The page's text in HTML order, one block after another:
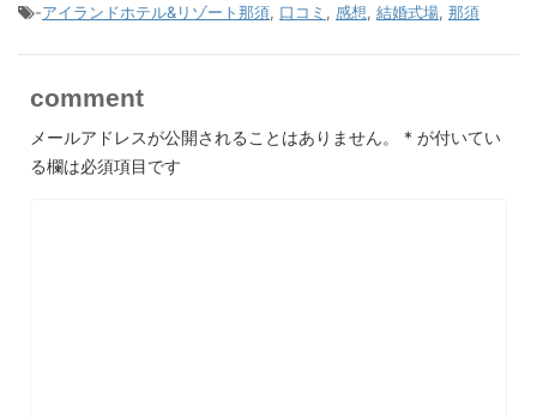
-アイランドホテル&リゾート那須, 口コミ , 感想, 結婚式場, 那須
comment
メールアドレスが公開されることはありません。 * が付いてい
る欄は必須項目です